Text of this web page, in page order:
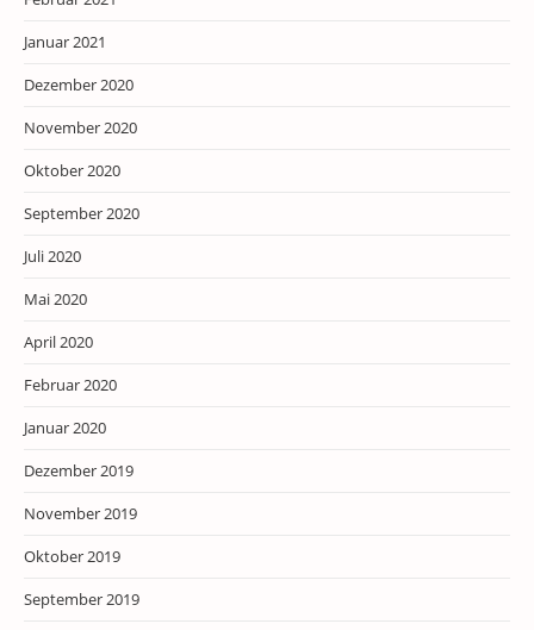
Januar 2021
Dezember 2020
November 2020
Oktober 2020
September 2020
Juli 2020
Mai 2020
April 2020
Februar 2020
Januar 2020
Dezember 2019
November 2019
Oktober 2019
September 2019